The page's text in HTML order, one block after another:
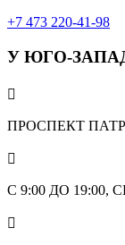
+7 473 220-41-98
У ЮГО-

ПРОСПЕКТ

С 9:00 ДО 19:00,
